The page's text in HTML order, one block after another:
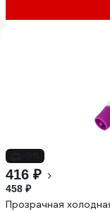
416 ₽
458 ₽
Прозрачная